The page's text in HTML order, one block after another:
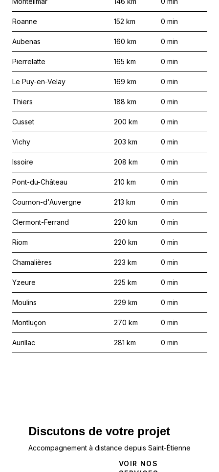
Roanne 152 km 0 min
Aubenas 160 km 0 min
Pierrelatte 165 km 0 min
Le Puy-en-Velay 169 km 0 min
Thiers 188 km 0 min
Cusset 200 km 0 min
Vichy 203 km 0 min
Issoire 208 km 0 min
Pont-du-Château 210 km 0 min
Cournon-d'Auvergne 213 km 0 min
Clermont-Ferrand 220 km 0 min
Riom 220 km 0 min
Chamalières 223 km 0 min
Yzeure 225 km 0 min
Moulins 229 km 0 min
Montluçon 270 km 0 min
Aurillac 281 km 0 min
Discutons de votre projet
Accompagnement à distance depuis Saint-Étienne
VOIR NOS